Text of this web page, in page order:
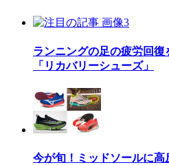
ランニングの足の疲労回
「リカバリーシューズ」
今が旬！ミッドソールに